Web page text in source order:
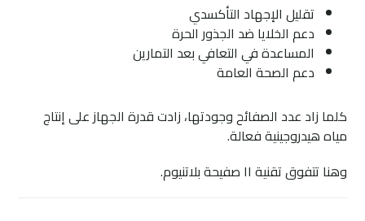
تقليل الإجهاد التأكسدي
دعم الخلايا ضد الجذور الحرة
المساعدة في التعافي بعد التمارين
دعم الصحة العامة
كلما زاد عدد الصفائح وجودتها، زادت قدرة الجهاز على إنتاج
مياه هيدروجينية فعالة.
وهنا تتفوق تقنية ١١ صفيحة بلاتنيوم.